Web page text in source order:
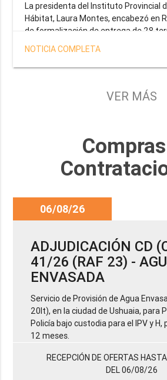
La presidenta del Instituto Provincial
Hábitat, Laura Montes, encabezó en
de formalización de entrega de 28
correspondientes a la operatoria
el Gobernador Gustavo Melella, la cual
objetivo brindar una solución
Provincia y del Servicio Penitenciario.
NOTICIA COMPLETA
VER MÁS
06/08/26
ADJUDICACIÓN CD
41/26 (RAF 23) -
ENVASADA
Servicio de Provisión de Agua
20lt), en la ciudad de Ushuaia, para
Policía bajo custodia para el IPV y
12 meses.
RECEPCIÓN DE OFERTAS
DEL 06/08/26